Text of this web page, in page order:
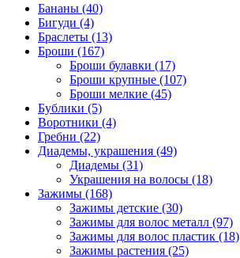
Бананы (40)
Бигуди (4)
Браслеты (13)
Броши (167)
Броши булавки (17)
Броши крупные (107)
Броши мелкие (45)
Бублики (5)
Воротники (4)
Гребни (22)
Диадемы, украшения (49)
Диадемы (31)
Украшения на волосы (18)
Зажимы (168)
Зажимы детские (30)
Зажимы для волос металл (97)
Зажимы для волос пластик (18)
Зажимы растения (25)